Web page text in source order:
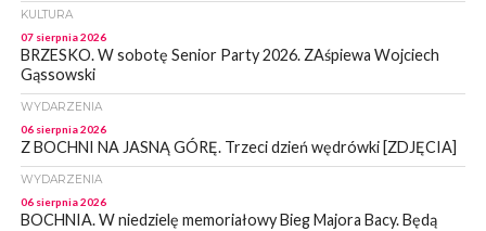
KULTURA
07 sierpnia 2026
BRZESKO. W sobotę Senior Party 2026. ZAśpiewa Wojciech
Gąssowski
WYDARZENIA
06 sierpnia 2026
Z BOCHNI NA JASNĄ GÓRĘ. Trzeci dzień wędrówki [ZDJĘCIA]
WYDARZENIA
06 sierpnia 2026
BOCHNIA. W niedzielę memoriałowy Bieg Majora Bacy. Będą